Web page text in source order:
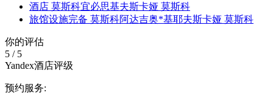
酒店 莫斯科宜必思基夫斯卡娅 莫斯科
旅馆设施完备 莫斯科阿达吉奥*基耶夫斯卡娅 莫斯科
你的评估
5 / 5
Yandex酒店评级
预约服务: